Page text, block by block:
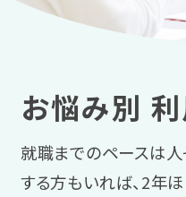
お悩み別
就職までのペースは
する方もいれば、2年